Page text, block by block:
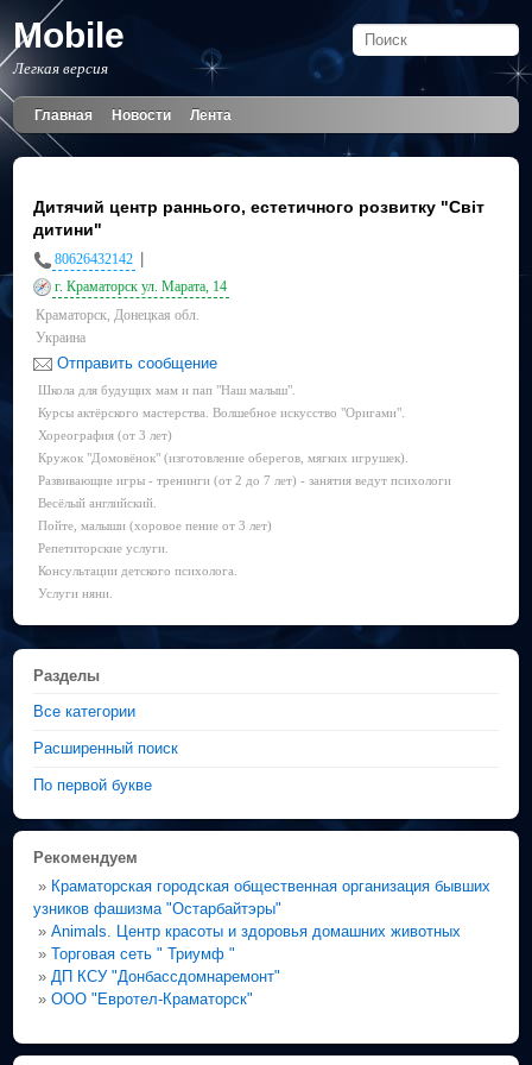
Mobile
Легкая версия
Главная Новости Лента
Дитячий центр раннього, естетичного розвитку "Світ
дитини"
80626432142
г. Краматорск ул. Марата, 14
Краматорск, Донецкая обл.
Украина
Отправить сообщение
Школа для будущих мам и пап "Наш малыш".
Курсы актёрского мастерства. Волшебное искусство "Оригами".
Хореография (от 3 лет)
Кружок "Домовёнок" (изготовление оберегов, мягких игрушек).
Развивающие игры - тренинги (от 2 до 7 лет) - занятия ведут психологи
Весёлый английский.
Пойте, малыши (хоровое пение от 3 лет)
Репетиторские услуги.
Консультации детского психолога.
Услуги няни.
Разделы
Все категории
Расширенный поиск
По первой букве
Рекомендуем
» Краматорская городская общественная организация бывших
узников фашизма "Остарбайтэры"
»Animals. Центр красоты и здоровья домашних животных
»Торговая сеть " Триумф "
» ДП КСУ "Донбассдомнаремонт"
»ООО "Евротел-Краматорск"